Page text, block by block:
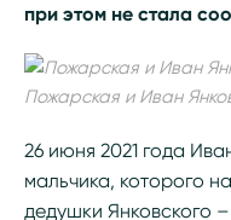
при этом не стала
Пожарская и Иван
26 июня 2021 года
мальчика, которого
дедушки Янковского